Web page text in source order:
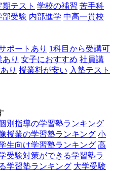
期テスト 学校の補習 苦手科
部受験 内部進学 中高一貫校
ポートあり 1科目から受講可
り 女子におすすめ 社員講
り 授業料が安い 入塾テスト
別指導の学習塾ランキング
授業の学習塾ランキング 小
生向け学習塾ランキング 高
受験対策ができる学習塾ラ
学習塾ランキング 大学受験